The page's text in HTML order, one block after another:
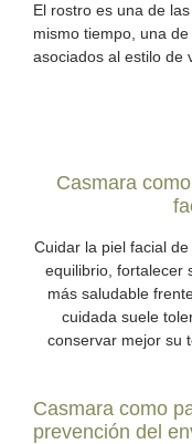
El rostro es una de
mismo tiempo, una
asociados al estilo de
Casmara
Cuidar la piel facial
equilibrio, fortalecer
más saludable
cuidada suele
conservar mejor su
Casmara como
prevención del